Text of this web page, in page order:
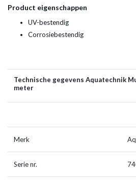
Product eigenschappen
UV-bestendig
Corrosiebestendig
Technische gegevens Aquatechnik
meter
Merk
Serie nr.